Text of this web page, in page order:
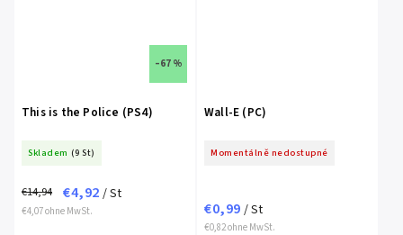
–67 %
This is the Police (PS4)
Skladem (9 St)
€4,07 ohne MwSt.
€14,94 €4,92 / St
Wall-E (PC)
Momentálně nedostupné
€0,82 ohne MwSt.
€0,99 / St